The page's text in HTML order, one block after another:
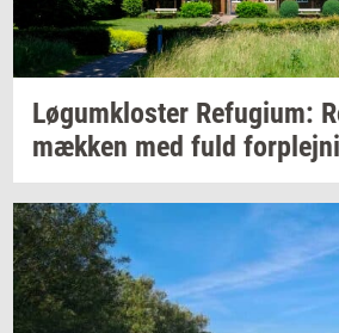
Løgum­klo­ster Re­fu­gi­um:
mæk­ken med fuld